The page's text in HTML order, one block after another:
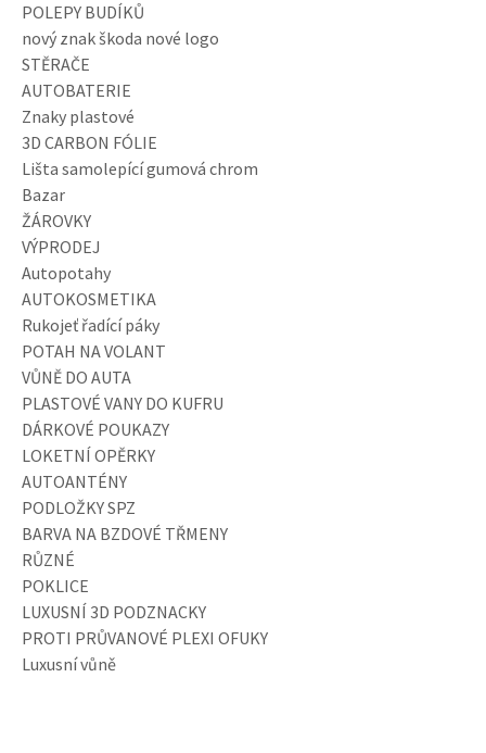
POLEPY BUDÍKŮ
nový znak škoda nové logo
STĚRAČE
AUTOBATERIE
Znaky plastové
3D CARBON FÓLIE
Lišta samolepící gumová chrom
Bazar
ŽÁROVKY
VÝPRODEJ
Autopotahy
AUTOKOSMETIKA
Rukojeť řadící páky
POTAH NA VOLANT
VŮNĚ DO AUTA
PLASTOVÉ VANY DO KUFRU
DÁRKOVÉ POUKAZY
LOKETNÍ OPĚRKY
AUTOANTÉNY
PODLOŽKY SPZ
BARVA NA BZDOVÉ TŘMENY
RŮZNÉ
POKLICE
LUXUSNÍ 3D PODZNACKY
PROTI PRŮVANOVÉ PLEXI OFUKY
Luxusní vůně